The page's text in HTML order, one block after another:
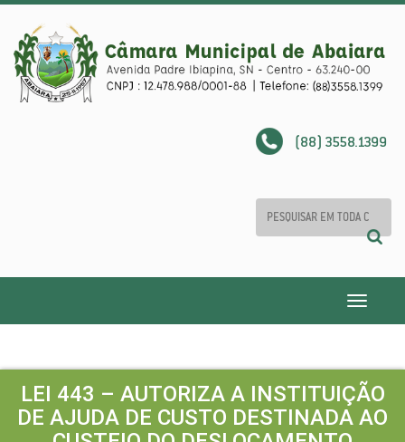
(88) 3558.1399
Toggle
LEI 443 – AUTORIZA A INSTITUIÇÃO
DE AJUDA DE CUSTO DESTINADA AO